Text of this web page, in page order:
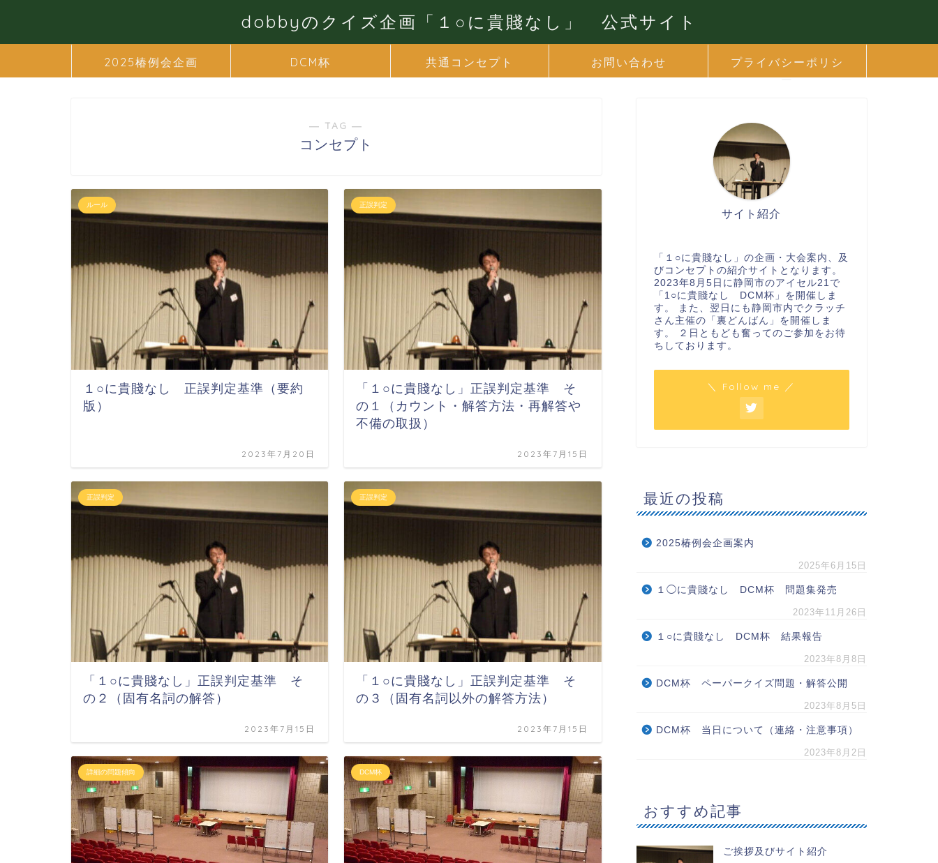
dobbyのクイズ企画「１○に貴賤なし」 公式サイト
2025椿例会企画 DCM杯 共通コンセプト お問い合わせ
プライバシーポリシ
ー
― TAG ―
コンセプト
ルール
１○に貴賤なし 正誤判定基準（要約
版）
2023年7月20日
正誤判定
「１○に貴賤なし」正誤判定基準 そ
の１（カウント・解答方法・再解答や
不備の取扱）
2023年7月15日
正誤判定
「１○に貴賤なし」正誤判定基準 そ
の２（固有名詞の解答）
2023年7月15日
正誤判定
「１○に貴賤なし」正誤判定基準 そ
の３（固有名詞以外の解答方法）
2023年7月15日
詳細の問題傾向 DCM杯
サイト紹介
「１○に貴賤なし」の企画・大会案内、及
びコンセプトの紹介サイトとなります。
2023年8月5日に静岡市のアイセル21で
「1○に貴賤なし DCM杯」を開催しま
す。 また、翌日にも静岡市内でクラッチ
さん主催の「裏どんばん」を開催しま
す。 ２日ともども奮ってのご参加をお待
ちしております。
＼ Follow me ／
最近の投稿
2025椿例会企画案内
2025年6月15日
１◯に貴賤なし DCM杯 問題集発売
2023年11月26日
１○に貴賤なし DCM杯 結果報告
2023年8月8日
DCM杯 ペーパークイズ問題・解答公開
2023年8月5日
DCM杯 当日について（連絡・注意事項）
2023年8月2日
おすすめ記事
ご挨拶及びサイト紹介